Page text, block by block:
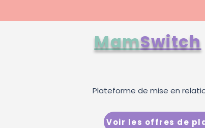
MamSwitch
Plateforme de mise en
Voir les offres de